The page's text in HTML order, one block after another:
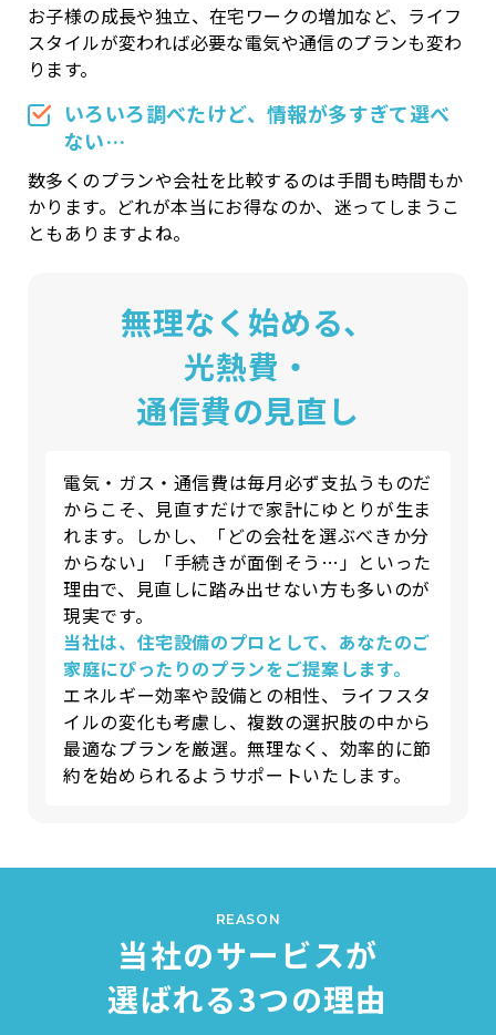
お子様の成長や独立、在宅ワークの増加など、ライフ
スタイルが変われば必要な電気や通信のプランも変わ
ります。
いろいろ調べたけど、情報が多すぎて選べ
ない…
数多くのプランや会社を比較するのは手間も時間もか
かります。どれが本当にお得なのか、迷ってしまうこ
ともありますよね。
無理なく始める、
光熱費・
通信費の見直し
電気・ガス・通信費は毎月必ず支払うものだ
からこそ、見直すだけで家計にゆとりが生ま
れます。 しかし、「どの会社を選ぶべきか分
からない」「手続きが面倒そう…」といった
理由で、見直しに踏み出せない方も多いのが
現実です。
当社は、住宅設備のプロとして、あなたのご
家庭にぴったりのプランをご提案します。
エネルギー効率や設備との相性、ライフスタ
イルの変化も考慮し、複数の選択肢の中から
最適なプランを厳選。無理なく、効率的に節
約を始められるようサポートいたします。
REASON
当社のサービスが
選ばれる3つの理由